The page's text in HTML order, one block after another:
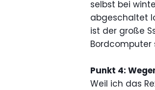
selbst bei
abgeschaltet
ist der große
Bordcomputer
Punkt 4:
Weil ich das